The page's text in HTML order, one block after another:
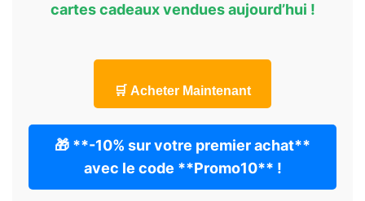
cartes cadeaux vendues aujourd’hui !
🛒 Acheter Maintenant
🎁 **-10% sur votre premier achat**
avec le code **Promo10** !